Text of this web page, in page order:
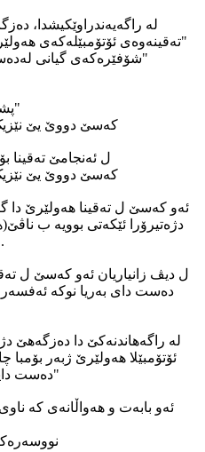
لە راگەیەندراوێکیشدا،
"تەقینەوەی ئۆتۆمبێلەكەی
شۆفێرەكەی گیانی لەدەستداوە و چواری دیکەش بریندارن"
"پشتی کوشتنا موراد کانی کوردەیی"
کەسێ دووێ یێ
ل ئەنجامێ تەقینا
کەسێ دووێ یێ
ئەو کەسێ ل تەقینا هەولێرێ
دژەتیرۆرا ئێکەتی بوویە ب
زانیاری بوویە ل هەولێر و موسڵ .
ل دیڤ زانیاریان ئەو کەسێ ل
دەست دای بەریا نوکە
لە راگەهاندنەکێ دا دەزگەهێ
ئۆتۆمبێلا هەولێرێ ژبەر
دەست داییە و چار کەسێن دی برینداربوون"
ئەو بابەت و هەواڵانەی کە